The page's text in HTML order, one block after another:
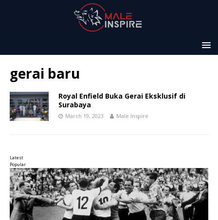
gerai baru
Royal Enfield Buka Gerai Eksklusif di
Surabaya
March 19, 2023 Male Inspire
Latest
Popular